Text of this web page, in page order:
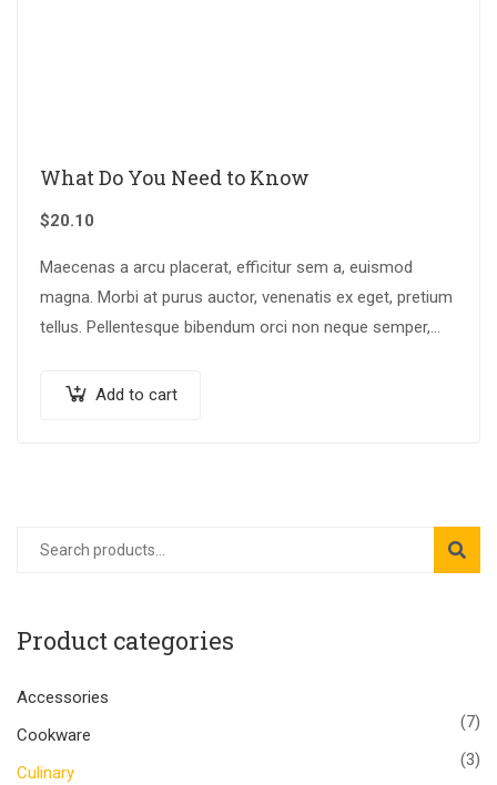
What Do You Need to Know
$20.10
Maecenas a arcu placerat, efficitur sem a, euismod
magna. Morbi at purus auctor, venenatis ex eget, pretium
tellus. Pellentesque bibendum orci non neque semper,
Add to cart
Product categories
Accessories
(7)
Cookware
(3)
Culinary